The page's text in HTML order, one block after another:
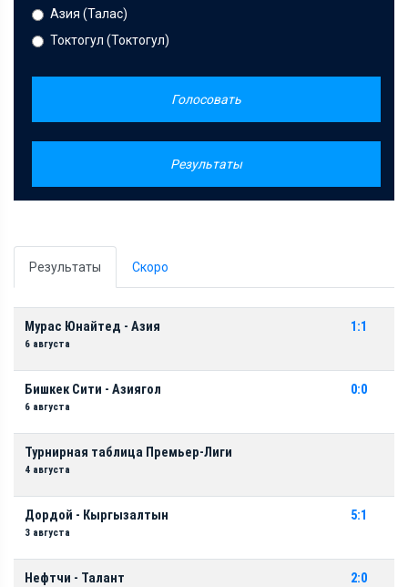
Азия (Талас)
Токтогул (Токтогул)
Голосовать
Результаты
Результаты Скоро
Мурас Юнайтед - Азия
6 августа
1:1
Бишкек Сити - Азиягол
6 августа
0:0
Турнирная таблица Премьер-Лиги
4 августа
Дордой - Кыргызалтын
3 августа
5:1
Нефтчи - Талант 2:0